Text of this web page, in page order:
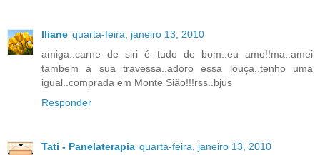
Iliane quarta-feira, janeiro 13, 2010
amiga..carne de siri é tudo de bom..eu amo!!ma..amei
tambem a sua travessa..adoro essa louça..tenho uma
igual..comprada em Monte Sião!!!rss..bjus
Responder
Tati - Panelaterapia quarta-feira, janeiro 13, 2010